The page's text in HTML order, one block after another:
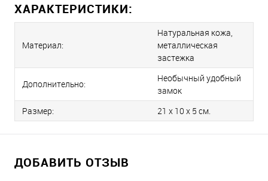
ХАРАКТЕРИСТИКИ:
Материал:
Натуральная кожа,
металлическая
застежка
Дополнительно:
Необычный удобный
замок
Размер:
21 x 10 x 5 см.
ДОБАВИТЬ ОТЗЫВ